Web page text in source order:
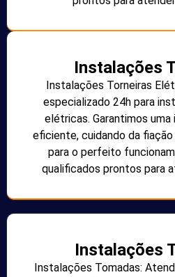
Instalações
Instalações Torneiras
especializado 24h para
elétricas. Garantimos
eficiente, cuidando da
para o perfeito
qualificados prontos para
Instalações
Instalações Tomadas: